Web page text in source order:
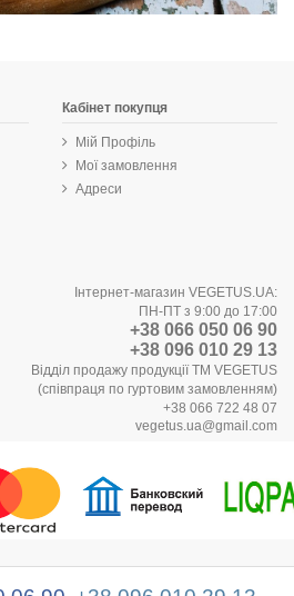
Кабінет покупця
Мій Профіль
Мої замовлення
Адреси
Інтернет-магазин VEGETUS.UA:
ПН-ПТ з 9:00 до 17:00
+38 066 050 06 90
+38 096 010 29 13
Відділ продажу продукції ТМ VEGETUS
(співпраця по гуртовим замовленням)
+38 066 722 48 07
vegetus.ua@gmail.com